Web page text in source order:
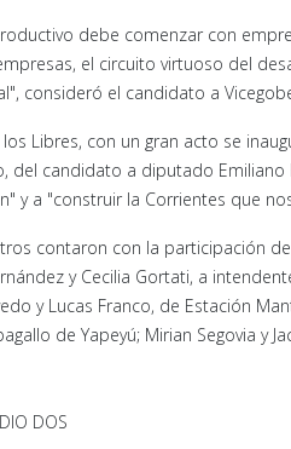
debe comenzar con
el circuito virtuoso del
consideró el candidato a
los Libres, con un gran acto se
del candidato a diputado
y a "construir la Corrientes que
contaron con la participación
y Cecilia Gortati, a
y Lucas Franco, de Estación
de Yapeyú; Mirian Segovia y
DOS